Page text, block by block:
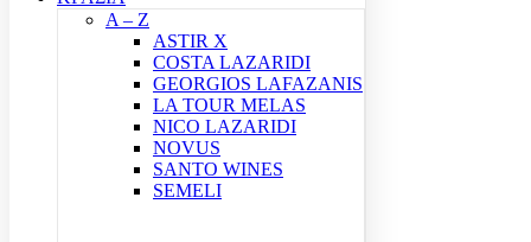
A – Z
ASTIR X
COSTA LAZARIDI
GEORGIOS LAFAZANIS
LA TOUR MELAS
NICO LAZARIDI
NOVUS
SANTO WINES
SEMELI